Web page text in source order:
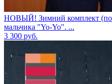
НОВЫЙ! Зимний комплект
мальчика "Yo-Yo". ...
3 300 руб.